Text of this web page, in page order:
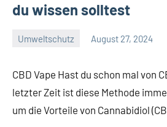
du wissen solltest
Umweltschutz August 27, 2024
CBD Vape Hast du schon mal von
letzter Zeit ist diese Methode
um die Vorteile von Cannabidiol